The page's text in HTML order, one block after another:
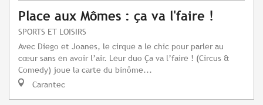
Place aux Mômes : ça va l'faire !
SPORTS ET LOISIRS
Avec Diego et Joanes, le cirque a le chic pour parler au
cœur sans en avoir l’air. Leur duo Ça va l’faire ! (Circus &
Comedy) joue la carte du binôme...
Carantec